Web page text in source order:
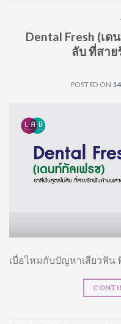
Dental Fresh (เ
ลับ ที่สา
POSTED ON
เบื่อไหมกับปัญหาเสียวฟัน